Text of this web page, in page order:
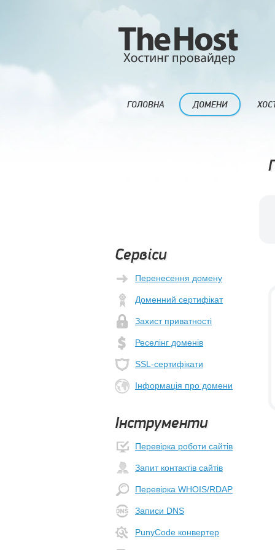
ГОЛОВНА ДОМЕНИ
Сервіси
Перенесення домену
Доменний сертифікат
Захист приватності
Реселінг доменів
SSL-сертифікати
Інформація про домени
Інструменти
Перевірка роботи сайтів
Запит контактів сайтів
Перевірка WHOIS/RDAP
Записи DNS
PunyCode конвертер